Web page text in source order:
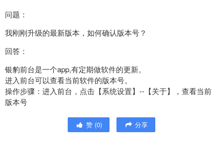
问题：
我刚刚升级的最新版本，如何确认版本号？
回答：
银豹前台是一个app,有定期做软件的更新。
进入前台可以查看当前软件的版本号。
操作步骤：进入前台，点击【系统设置】--【关于】，查看当前
版本号
赞 (0) 分享